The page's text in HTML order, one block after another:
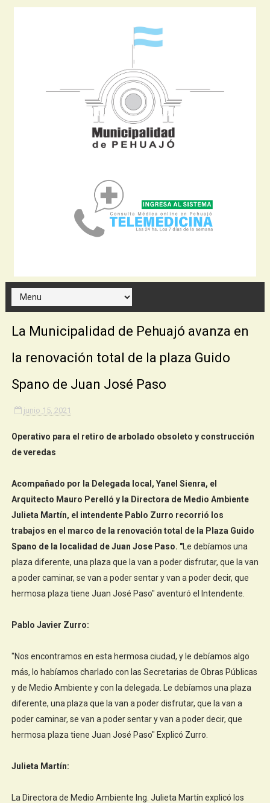
La Municipalidad de Pehuajó avanza en
la renovación total de la plaza Guido
Spano de Juan José Paso
junio 15, 2021
Operativo para el retiro de arbolado obsoleto y construcción
de veredas
Acompañado por la Delegada local, Yanel Sienra, el
Arquitecto Mauro Perelló y la Directora de Medio Ambiente
Julieta Martín, el intendente Pablo Zurro recorrió los
trabajos en el marco de la renovación total de la Plaza Guido
Spano de la localidad de Juan Jose Paso. "Le debíamos una
plaza diferente, una plaza que la van a poder disfrutar, que la van
a poder caminar, se van a poder sentar y van a poder decir, que
hermosa plaza tiene Juan José Paso" aventuró el Intendente.
Pablo Javier Zurro:
"Nos encontramos en esta hermosa ciudad, y le debíamos algo
más, lo habíamos charlado con las Secretarias de Obras Públicas
y de Medio Ambiente y con la delegada. Le debíamos una plaza
diferente, una plaza que la van a poder disfrutar, que la van a
poder caminar, se van a poder sentar y van a poder decir, que
hermosa plaza tiene Juan José Paso" Explicó Zurro.
Julieta Martín:
La Directora de Medio Ambiente Ing. Julieta Martín explicó los